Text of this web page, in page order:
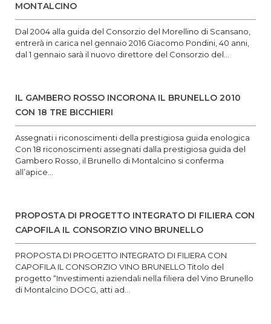
MONTALCINO
Dal 2004 alla guida del Consorzio del Morellino di Scansano,
entrerà in carica nel gennaio 2016 Giacomo Pondini, 40 anni,
dal 1 gennaio sarà il nuovo direttore del Consorzio del...
IL GAMBERO ROSSO INCORONA IL BRUNELLO 2010
CON 18 TRE BICCHIERI
Assegnati i riconoscimenti della prestigiosa guida enologica
Con 18 riconoscimenti assegnati dalla prestigiosa guida del
Gambero Rosso, il Brunello di Montalcino si conferma
all’apice...
PROPOSTA DI PROGETTO INTEGRATO DI FILIERA CON
CAPOFILA IL CONSORZIO VINO BRUNELLO
PROPOSTA DI PROGETTO INTEGRATO DI FILIERA CON
CAPOFILA IL CONSORZIO VINO BRUNELLO Titolo del
progetto “Investimenti aziendali nella filiera del Vino Brunello
di Montalcino DOCG, atti ad...